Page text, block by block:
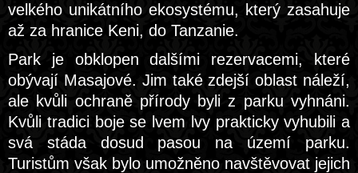
velkého unikátního ekosystému, který zasahuje
až za hranice Keni, do Tanzanie.
Park je obklopen dalšími rezervacemi, které
obývají Masajové. Jim také zdejší oblast náleží,
ale kvůli ochraně přírody byli z parku vyhnáni.
Kvůli tradici boje se lvem lvy prakticky vyhubili a
svá stáda dosud pasou na území parku.
Turistům však bylo umožněno navštěvovat jejich